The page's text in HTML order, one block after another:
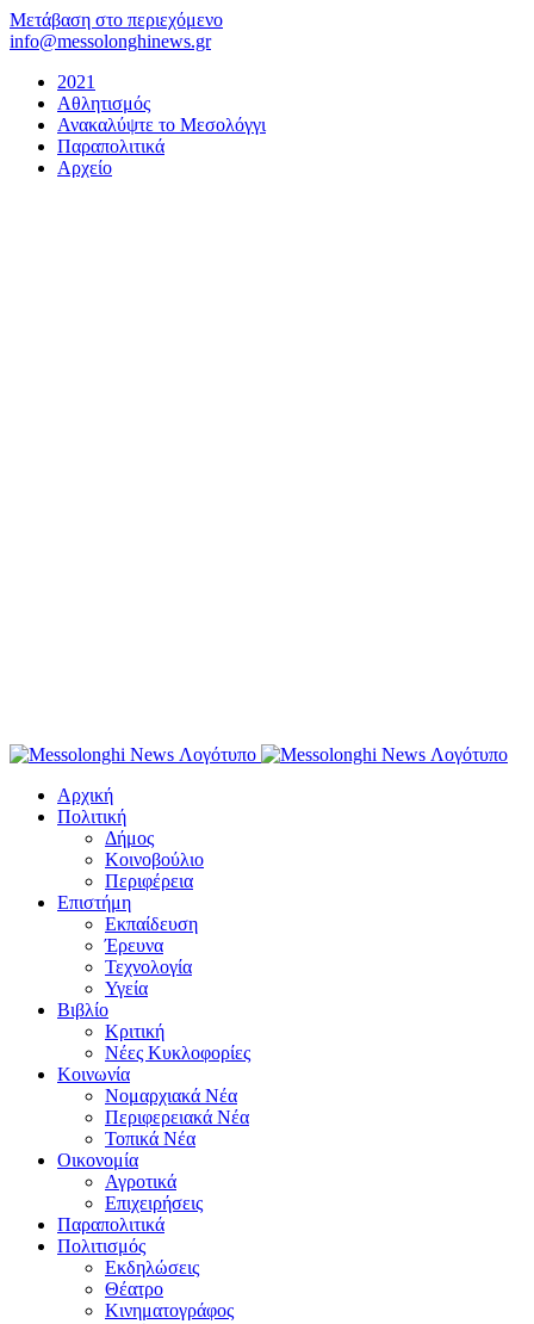
Μετάβαση στο περιεχόμενο
info@messolonghinews.gr
2021
Αθλητισμός
Ανακαλύψτε το Μεσολόγγι
Παραπολιτικά
Αρχείο
Αρχική
Πολιτική
Δήμος
Κοινοβούλιο
Περιφέρεια
Επιστήμη
Εκπαίδευση
Έρευνα
Τεχνολογία
Υγεία
Βιβλίο
Κριτική
Νέες Κυκλοφορίες
Κοινωνία
Νομαρχιακά Νέα
Περιφερειακά Νέα
Τοπικά Νέα
Οικονομία
Αγροτικά
Επιχειρήσεις
Παραπολιτικά
Πολιτισμός
Εκδηλώσεις
Θέατρο
Κινηματογράφος